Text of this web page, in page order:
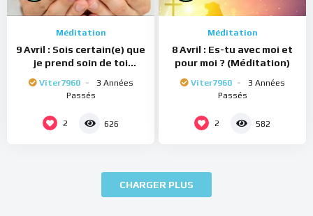
Méditation
9 Avril : Sois certain(e) que
je prend soin de toi
Viter7960
3 Années
Passés
2 626
Méditation
8 Avril : Es-tu avec moi et
pour moi ? (Méditation)
Viter7960
3 Années
Passés
2 582
CHARGER PLUS